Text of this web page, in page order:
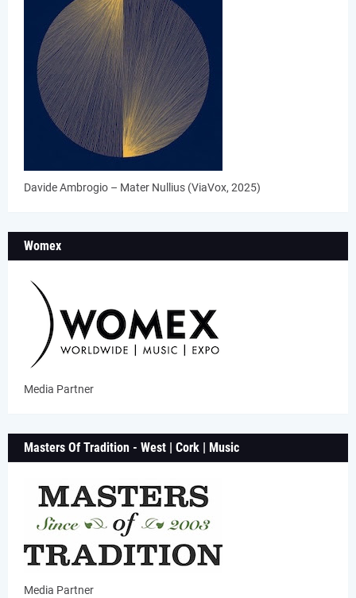
Davide Ambrogio – Mater Nullius (ViaVox, 2025)
Womex
Media Partner
Masters Of Tradition - West | Cork | Music
Media Partner